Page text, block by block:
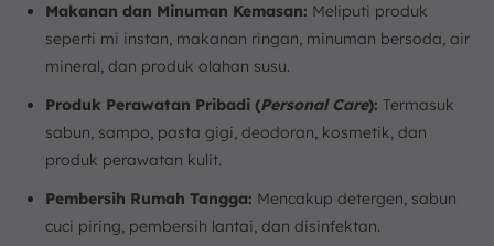
Makanan dan Minuman Kemasan: Meliputi produk
seperti mi instan, makanan ringan, minuman bersoda, air
mineral, dan produk olahan susu.
Produk Perawatan Pribadi (Personal Care): Termasuk
sabun, sampo, pasta gigi, deodoran, kosmetik, dan
produk perawatan kulit.
Pembersih Rumah Tangga: Mencakup detergen, sabun
cuci piring, pembersih lantai, dan disinfektan.